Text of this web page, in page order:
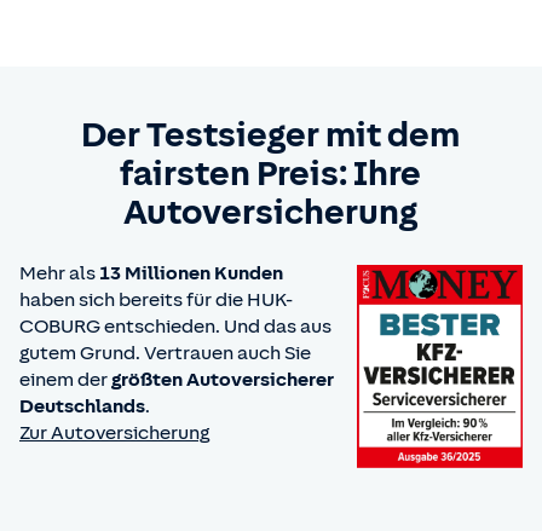
Der Testsieger mit dem
fairsten Preis: Ihre
Autoversicherung
Mehr als 13 Millionen Kunden
haben sich bereits für die HUK-
COBURG entschieden. Und das aus
gutem Grund. Vertrauen auch Sie
einem dergrößten Autoversicherer
Deutschlands.
Zur Autoversicherung